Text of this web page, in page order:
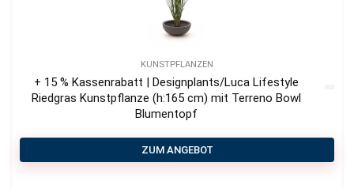
KUNSTPFLANZEN
+ 15 % Kassenrabatt | Designplants/Luca Lifestyle
Riedgras Kunstpflanze (h:165 cm) mit Terreno Bowl
Blumentopf
ZUM ANGEBOT